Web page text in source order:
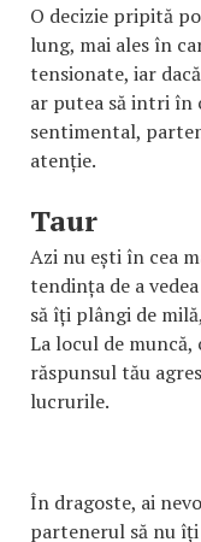
O decizie pripită
lung, mai ales în
tensionate, iar
ar putea să intri
sentimental,
atenție.
Taur
Azi nu ești în cea
tendința de a
să îți plângi de
La locul de
răspunsul tău
lucrurile.
În dragoste, ai
partenerul să nu